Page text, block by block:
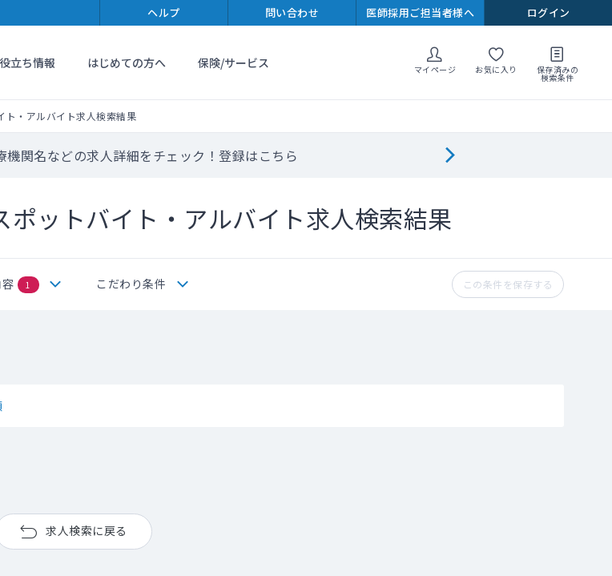
ヘルプ 問い合わせ 医師採用ご担当者様へ ログイン
立ち情報 はじめての方へ 保険/サービス マイページ お気に入り 保存済みの
検索条件
ト・アルバイト求人検索結果
機関名などの求人詳細をチェック！登録はこちら
ットバイト・アルバイト求人検索結果
1 こだわり条件 この条件を保存する
求人検索に戻る